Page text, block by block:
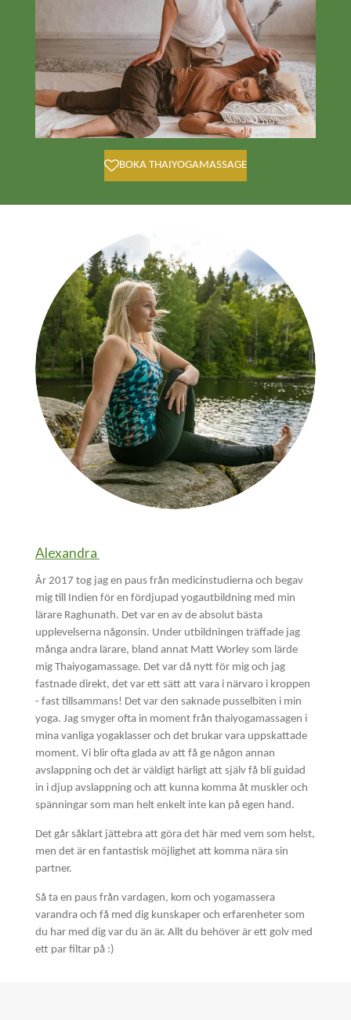
BOKA THAIYOGAMASSAGE
Alexandra
År 2017 tog jag en paus från medicinstudierna och begav
mig till Indien för en fördjupad yogautbildning med min
lärare Raghunath. Det var en av de absolut bästa
upplevelserna någonsin. Under utbildningen träffade jag
många andra lärare, bland annat Matt Worley som lärde
mig Thaiyogamassage. Det var då nytt för mig och jag
fastnade direkt, det var ett sätt att vara i närvaro i kroppen
- fast tillsammans! Det var den saknade pusselbiten i min
yoga. Jag smyger ofta in moment från thaiyogamassagen i
mina vanliga yogaklasser och det brukar vara uppskattade
moment. Vi blir ofta glada av att få ge någon annan
avslappning och det är väldigt härligt att själv få bli guidad
in i djup avslappning och att kunna komma åt muskler och
spänningar som man helt enkelt inte kan på egen hand.
Det går såklart jättebra att göra det här med vem som helst,
men det är en fantastisk möjlighet att komma nära sin
partner.
Så ta en paus från vardagen, kom och yogamassera
varandra och få med dig kunskaper och erfarenheter som
du har med dig var du än är. Allt du behöver är ett golv med
ett par filtar på :)